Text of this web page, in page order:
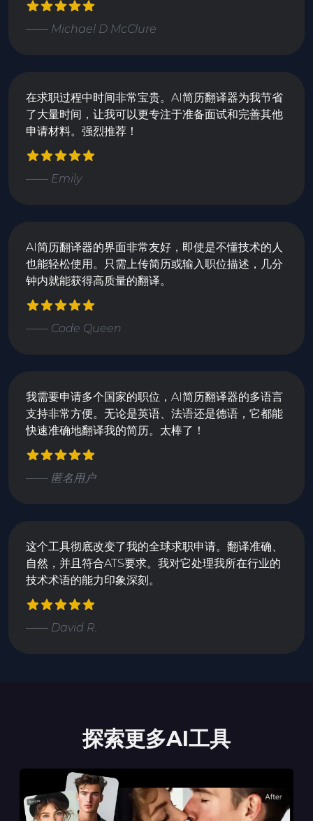
—— Michael D McClure
在求职过程中时间非常宝贵。AI简历翻译器为我节省
了大量时间，让我可以更专注于准备面试和完善其他
申请材料。强烈推荐！
—— Emily
AI简历翻译器的界面非常友好，即使是不懂技术的人
也能轻松使用。只需上传简历或输入职位描述，几分
钟内就能获得高质量的翻译。
—— Code Queen
我需要申请多个国家的职位，AI简历翻译器的多语言
支持非常方便。无论是英语、法语还是德语，它都能
快速准确地翻译我的简历。太棒了！
—— 匿名用户
这个工具彻底改变了我的全球求职申请。翻译准确、
自然，并且符合ATS要求。我对它处理我所在行业的
技术术语的能力印象深刻。
—— David R.
探索更多AI工具